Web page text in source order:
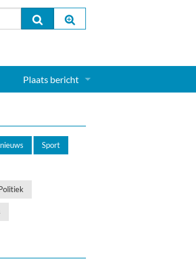
Plaats bericht
Sport